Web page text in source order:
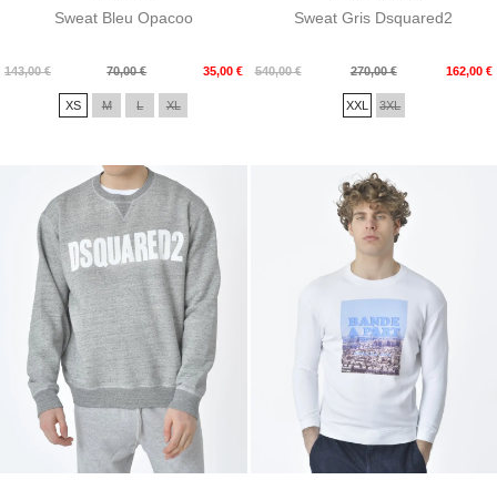
Sweat Bleu Opacoo
143,00 €
Prix
70,00 € 35,00 €
Prix
XS M L XL
Sweat Gris Dsquared2
540,00 €
Prix
270,00 € 162,00 €
Prix
XXL 3XL